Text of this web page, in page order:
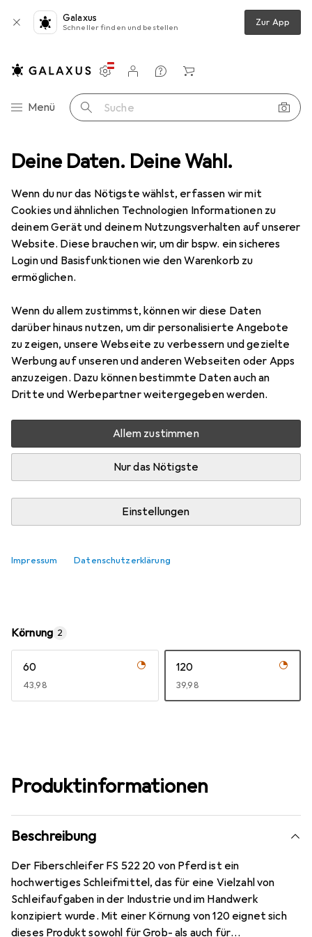
Deine Daten. Deine Wahl.
Wenn du nur das Nötigste wählst, erfassen wir mit
Cookies und ähnlichen Technologien Informationen zu
deinem Gerät und deinem Nutzungsverhalten auf unserer
Website. Diese brauchen wir, um dir bspw. ein sicheres
Login und Basisfunktionen wie den Warenkorb zu
ermöglichen.
Wenn du allem zustimmst, können wir diese Daten
darüber hinaus nutzen, um dir personalisierte Angebote
zu zeigen, unsere Webseite zu verbessern und gezielte
Werbung auf unseren und anderen Webseiten oder Apps
anzuzeigen. Dazu können bestimmte Daten auch an
Dritte und Werbepartner weitergegeben werden.
Allem zustimmen
Nur das Nötigste
Einstellungen
Impressum Datenschutzerklärung
Galaxus
Schneller finden und bestellen Zur App
Navigation nach Kategorien
Menü Suche
Einstellungen
Kundenkonto
Vergleichslisten
Merklisten
Warenkorb
Schleifmittel Pferd Fiberschleifer FS 522 20
4 Bilder
PferdFiberschleifer FS 522 20
Preis in EUR inkl. MwSt.
EUR
39,98
Bewertungen
Zwischen Do, 27.8. und Do, 3.9. geliefert
Mehr als 10 Stück bestellt
Benachrichtigen, wenn schneller verfügbar
In den Warenkorb
Körnung 2
60
EUR
43,98
120
EUR
39,98
Produktinformationen
Beschreibung
Der Fiberschleifer FS 522 20 von Pferd ist ein
hochwertiges Schleifmittel, das für eine Vielzahl von
Schleifaufgaben in der Industrie und im Handwerk
konzipiert wurde. Mit einer Körnung von 120 eignet sich
dieses Produkt sowohl für Grob- als auch für